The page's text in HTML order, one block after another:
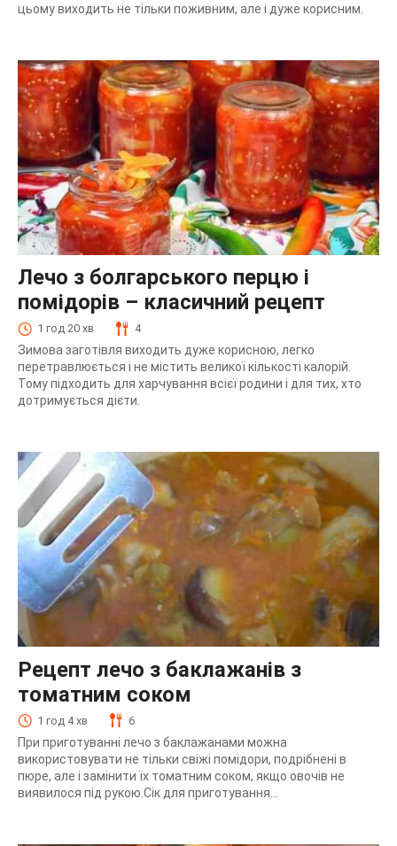
цьому виходить не тільки поживним, але і дуже корисним.
Лечо з болгарського перцю і
помідорів – класичний рецепт
1 год 20 хв 4
Зимова заготівля виходить дуже корисною, легко
перетравлюється і не містить великої кількості калорій.
Тому підходить для харчування всієї родини і для тих, хто
дотримується дієти.
Рецепт лечо з баклажанів з
томатним соком
1 год 4 хв 6
При приготуванні лечо з баклажанами можна
використовувати не тільки свіжі помідори, подрібнені в
пюре, але і замінити їх томатним соком, якщо овочів не
виявилося під рукою.Сік для приготування...